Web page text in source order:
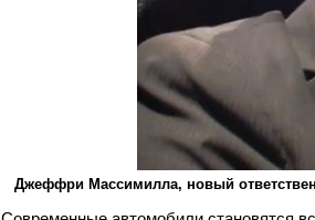
Джеффри Массимилла, новый